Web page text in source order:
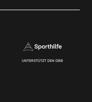
UNTERSTÜTZT DEN DBB